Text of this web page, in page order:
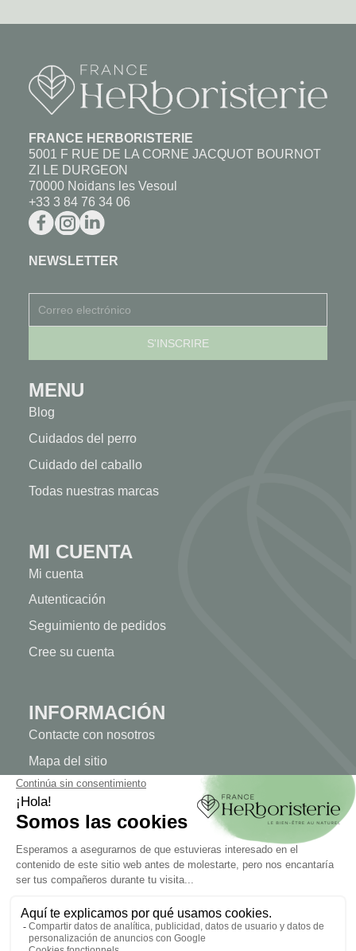
FRANCE HERBORISTERIE
5001 F RUE DE LA CORNE JACQUOT BOURNOT
ZI LE DURGEON
70000 Noidans les Vesoul
+33 3 84 76 34 06
NEWSLETTER
MENU
Blog
Cuidados del perro
Cuidado del caballo
Todas nuestras marcas
MI CUENTA
Mi cuenta
Autenticación
Seguimiento de pedidos
Cree su cuenta
INFORMACIÓN
Contacte con nosotros
Mapa del sitio
Nuestra herboristería
Información jurídica
Condiciones generales de venta